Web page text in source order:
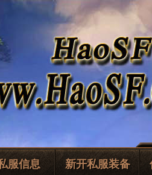
服信息 新开私服装备